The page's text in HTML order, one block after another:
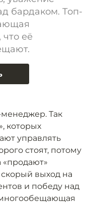
бардаком. Топ-
её
Так
которых
управлять
стоят, потому
«продают»
выход на
и победу над